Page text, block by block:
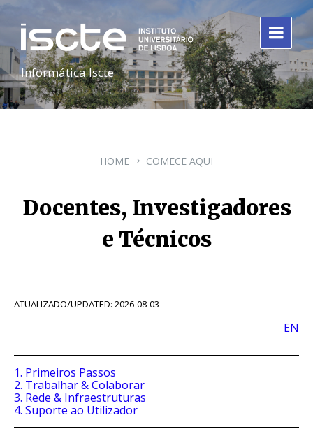
Informática Iscte
HOME COMECE AQUI
Docentes, Investigadores
e Técnicos
ATUALIZADO/UPDATED: 2026-08-03
EN
1. Primeiros Passos
2. Trabalhar & Colaborar
3. Rede & Infraestruturas
4. Suporte ao Utilizador